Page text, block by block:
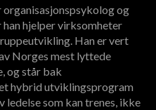
organisasjonspsykolog og
han hjelper virksomheter
Han er vert
Norges mest lyttede
og står bak
hybrid utviklingsprogram
som kan trenes, ikke